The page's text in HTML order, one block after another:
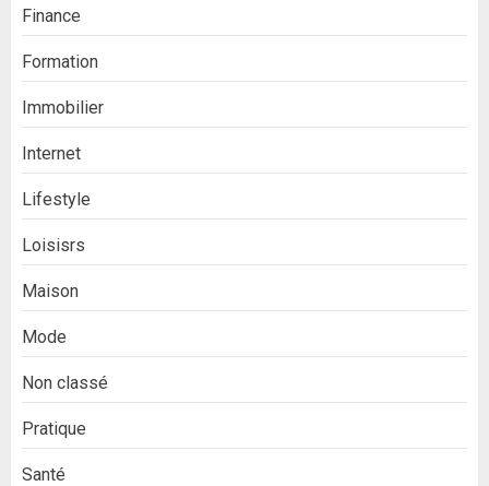
Finance
Formation
Immobilier
Internet
Lifestyle
Loisisrs
Maison
Mode
Non classé
Pratique
Santé